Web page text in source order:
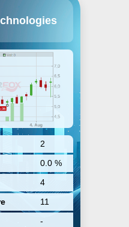
2
0.0 %
4
11
-
waste
two steps:
and the use
purification.
founded by
2015 and
in Orlando, FL.